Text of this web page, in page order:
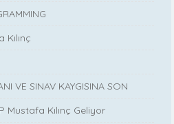
VE SINAV KAYGISINA SON
Mustafa Kılınç Geliyor